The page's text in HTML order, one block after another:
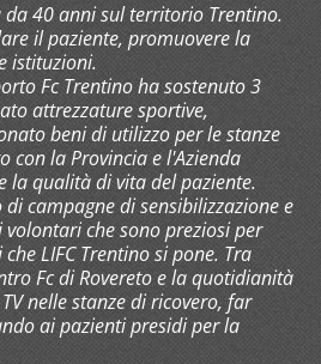
da 40 anni sul territorio Trentino.
il paziente, promuovere la
istituzioni.
Fc Trentino ha sostenuto 3
attrezzature sportive,
beni di utilizzo per le stanze
con la Provincia e l'Azienda
la qualità di vita del paziente.
campagne di sensibilizzazione e
che sono preziosi per
LIFC Trentino si pone. Tra
Fc di Rovereto e la quotidianità
nelle stanze di ricovero, far
ai pazienti presidi per la